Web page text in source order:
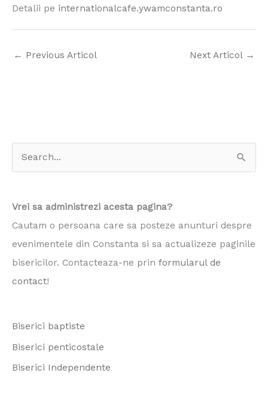
Detalii pe internationalcafe.ywamconstanta.ro
← Previous Articol Next Articol →
:
Vrei sa administrezi acesta pagina?
Cautam o persoana care sa posteze anunturi despre
evenimentele din Constanta si sa actualizeze paginile
bisericilor. Contacteaza-ne prin formularul de
contact!
Biserici baptiste
Biserici penticostale
Biserici Independente